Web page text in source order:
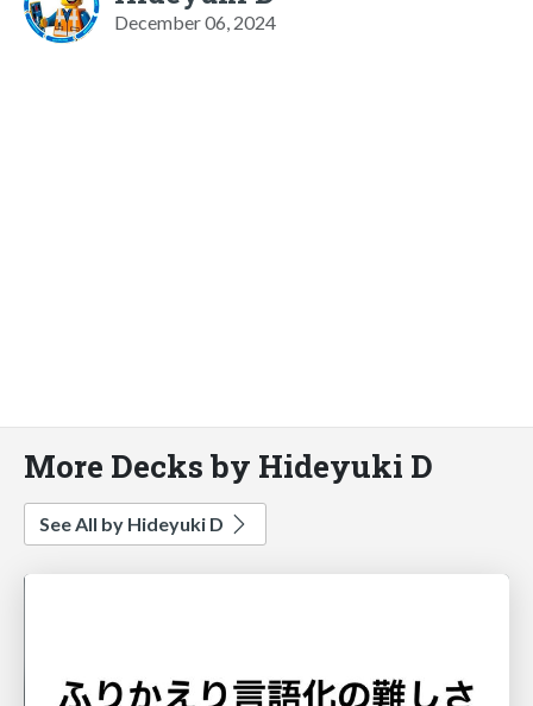
December 06, 2024
More Decks by Hideyuki D
See All by Hideyuki D